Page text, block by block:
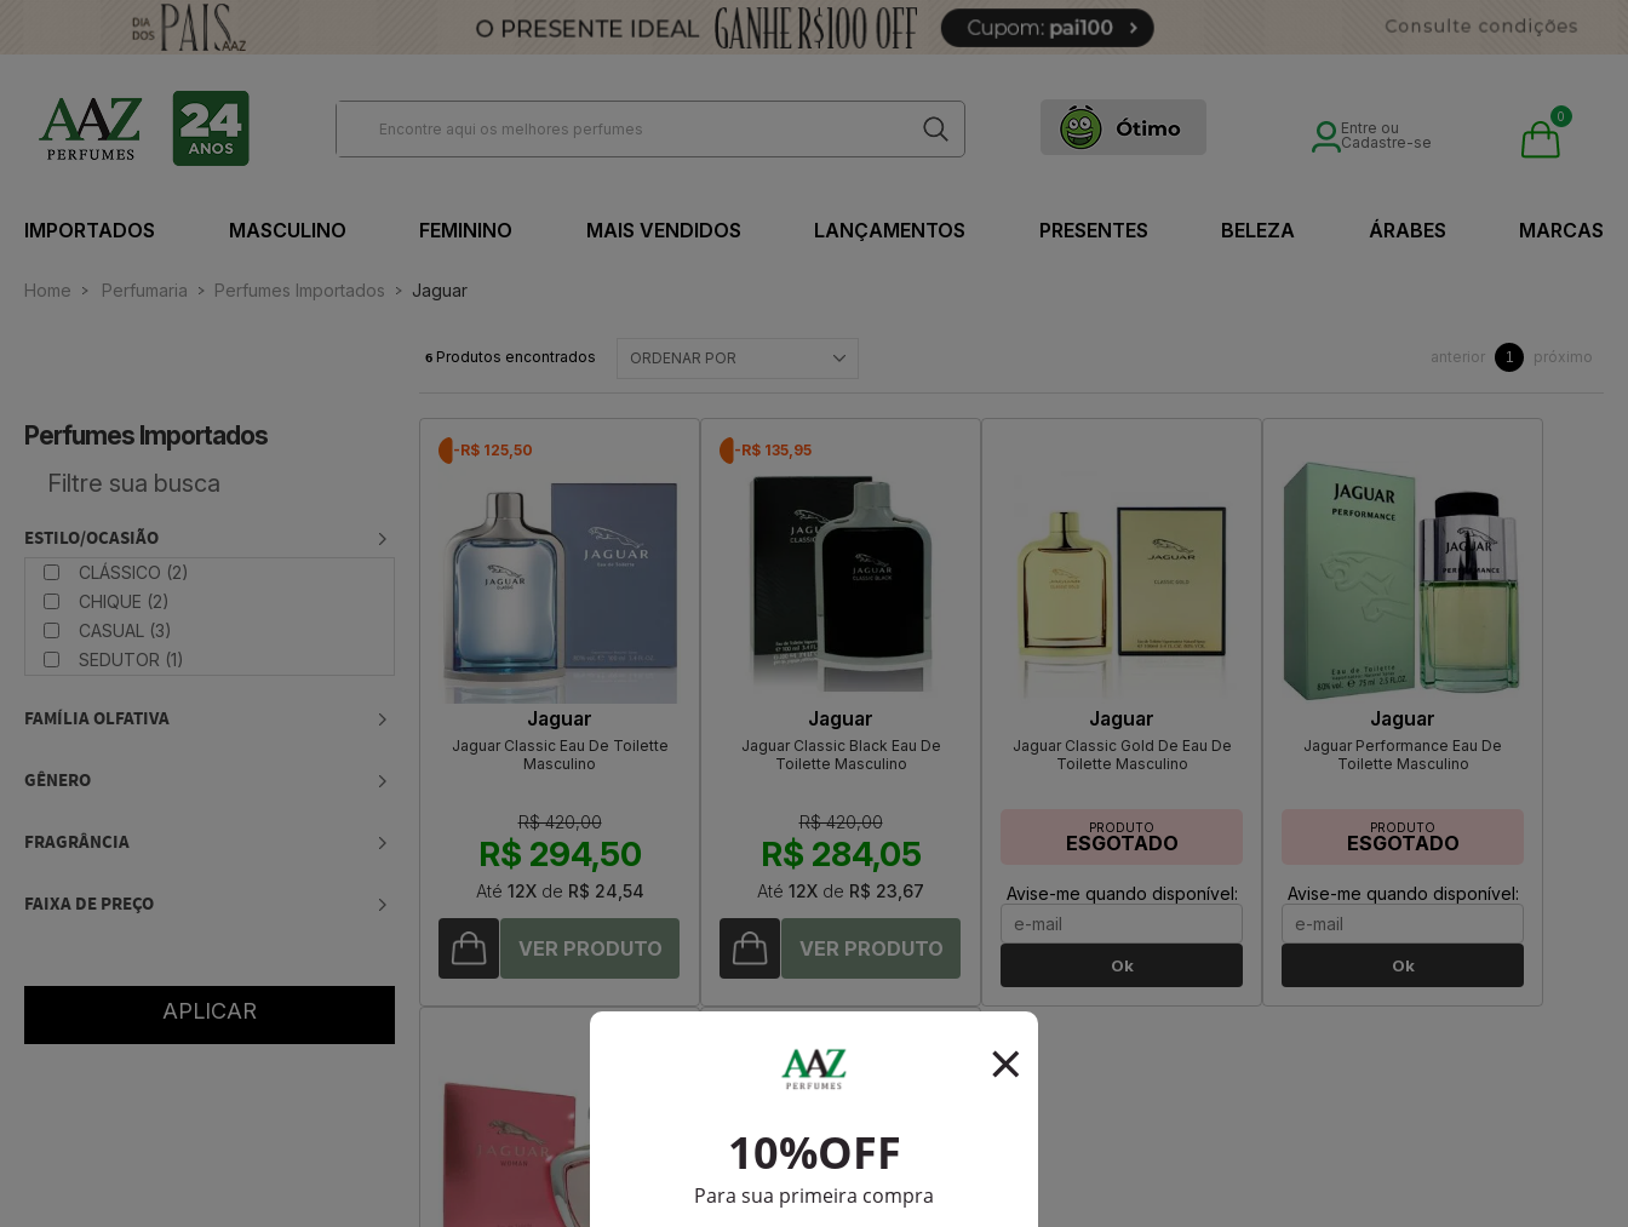
Entre ou
Cadastre-se
0
IMPORTADOS MASCULINO FEMININO MAIS VENDIDOS LANÇAMENTOS PRESENTES BELEZA ÁRABES MARCAS
Home Perfumaria Perfumes Importados Jaguar
Perfumes Importados
ESTILO/OCASIÃO
CLÁSSICO (2)
CHIQUE (2)
CASUAL (3)
SEDUTOR (1)
FAMÍLIA OLFATIVA
GÊNERO
FRAGRÂNCIA
FAIXA DE PREÇO
ORDENAR POR
6 Produtos encontrados anterior 1 próximo
-R$ 125,50
Jaguar
Jaguar Classic Eau De Toilette
Masculino
R$ 420,00
R$ 294,50
Até 12Xde R$ 24,54
-R$ 135,95
Jaguar
Jaguar Classic Black Eau De
Toilette Masculino
R$ 420,00
R$ 284,05
Até 12X de R$ 23,67
Jaguar
Jaguar Classic Gold De Eau De
Toilette Masculino
PRODUTO
ESGOTADO
Avise-me quando disponível:
Ok
Jaguar
Jaguar Performance Eau De
Toilette Masculino
PRODUTO
ESGOTADO
Avise-me quando disponível:
Ok